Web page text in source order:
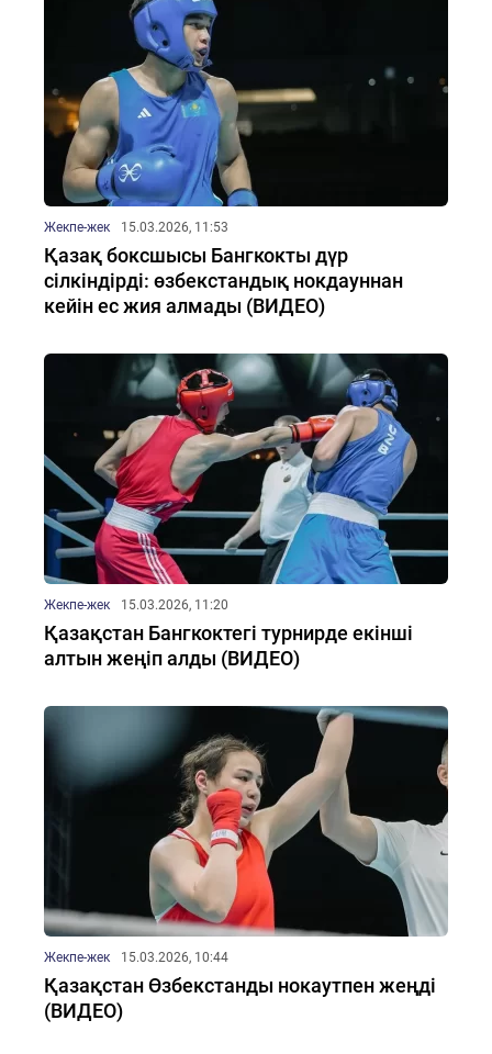
Жекпе-жек 15.03.2026, 11:53
Қазақ боксшысы Бангкокты дүр
сілкіндірді: өзбекстандық нокдауннан
кейін ес жия алмады (ВИДЕО)
Жекпе-жек 15.03.2026, 11:20
Қазақстан Бангкоктегі турнирде екінші
алтын жеңіп алды (ВИДЕО)
Жекпе-жек 15.03.2026, 10:44
Қазақстан Өзбекстанды нокаутпен жеңді
(ВИДЕО)